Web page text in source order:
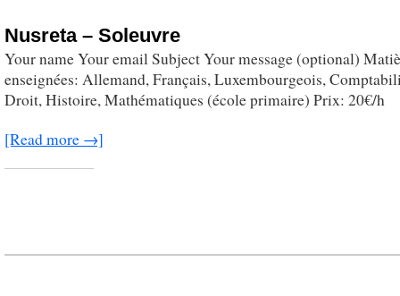
Nusreta – Soleuvre
Your name Your email Subject Your message (optional)
enseignées: Allemand, Français, Luxembourgeois,
Droit, Histoire, Mathématiques (école primaire) Prix: 20€/h
[Read more →]